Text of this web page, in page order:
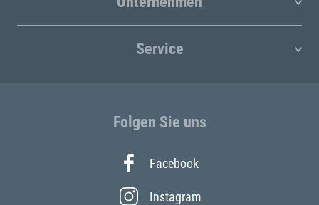
Service
Folgen Sie uns
Facebook
Instagram